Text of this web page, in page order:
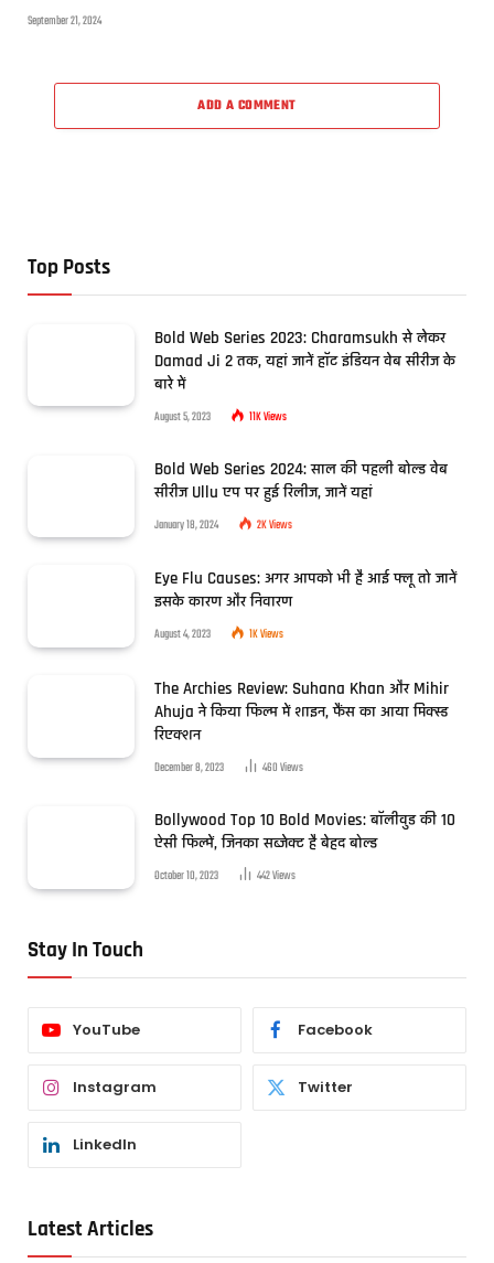
September 21, 2024
ADD A COMMENT
Top Posts
Bold Web Series 2023: Charamsukh से लेकर
Damad Ji 2 तक, यहां जानें हॉट इंडियन वेब सीरीज के
बारे में
August 5, 2023 11KViews
Bold Web Series 2024: साल की पहली बोल्ड वेब
सीरीज Ullu एप पर हुई रिलीज, जानें यहां
January 18, 2024 2KViews
Eye Flu Causes: अगर आपको भी है आई फ्लू तो जानें
इसके कारण और निवारण
August 4, 2023 1KViews
The Archies Review: Suhana Khan और Mihir
Ahuja ने किया फिल्म में शाइन, फैंस का आया मिक्स्ड
रिएक्शन
December 8, 2023 460Views
Bollywood Top 10 Bold Movies: बॉलीवुड की 10
ऐसी फिल्में, जिनका सब्जेक्ट है बेहद बोल्ड
October 10, 2023 442Views
Stay In Touch
YouTube Facebook
Instagram Twitter
LinkedIn
Latest Articles